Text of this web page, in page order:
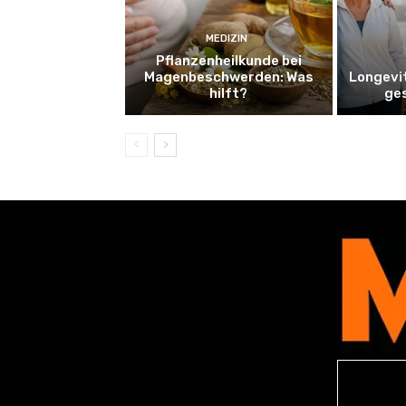
MEDIZIN
Pflanzenheilkunde bei
Magenbeschwerden: Was
hilft?